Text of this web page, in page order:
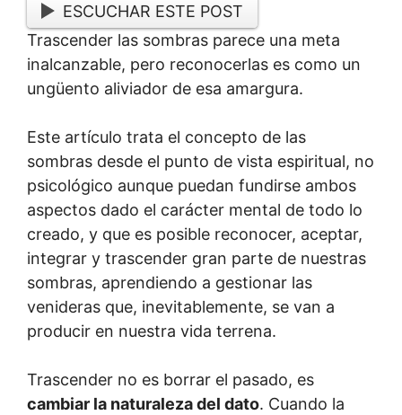
ESCUCHAR ESTE POST
Trascender las sombras parece una meta
inalcanzable, pero reconocerlas es como un
ungüento aliviador de esa amargura.
Este artículo trata el concepto de las
sombras desde el punto de vista espiritual, no
psicológico aunque puedan fundirse ambos
aspectos dado el carácter mental de todo lo
creado, y que es posible reconocer, aceptar,
integrar y trascender gran parte de nuestras
sombras, aprendiendo a gestionar las
venideras que, inevitablemente, se van a
producir en nuestra vida terrena.
Trascender no es borrar el pasado, es
cambiar la naturaleza del dato. Cuando la